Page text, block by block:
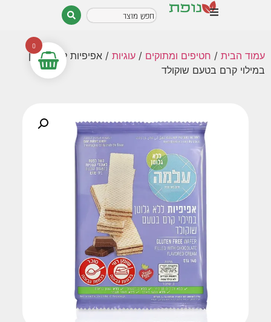
עמוד הבית / חטיפים ומתוקים / עוגיות / אפיפיות ללא גלוטן
במילוי קרם בטעם שוקולד
0